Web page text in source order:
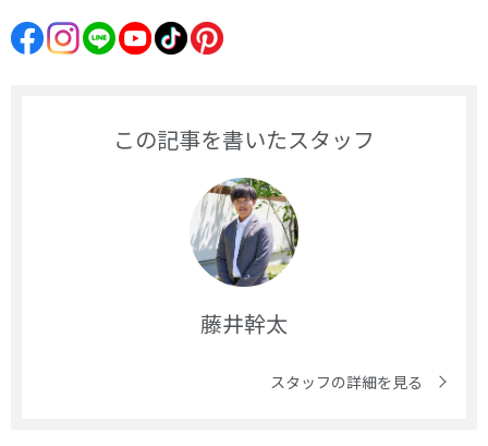
この記事を書いたスタッフ
藤井幹太
スタッフの詳細を見る